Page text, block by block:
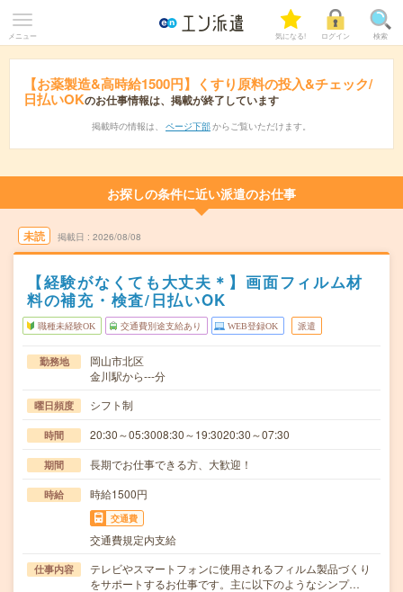
メニュー 気になる! ログイン 検索
【お薬製造&高時給1500円】くすり原料の投入&チェック/
日払いOKのお仕事情報は、掲載が終了しています
掲載時の情報は、 ページ下部 からご覧いただけます。
お探しの条件に近い派遣のお仕事
未読 掲載日 2026/08/08
【経験がなくても大丈夫＊】画面フィルム材
料の補充・検査/日払いOK
職種未経験OK 交通費別途支給あり WEB登録OK 派遣
勤務地
岡山市北区
金川駅から---分
曜日頻度 シフト制
時間 20:30～05:3008:30～19:3020:30～07:30
期間 長期でお仕事できる方、大歓迎！
時給 時給1500円
交通費
交通費規定内支給
仕事内容
テレビやスマートフォンに使用されるフィルム製品づくり
をサポートするお仕事です。主に以下のようなシンプ…